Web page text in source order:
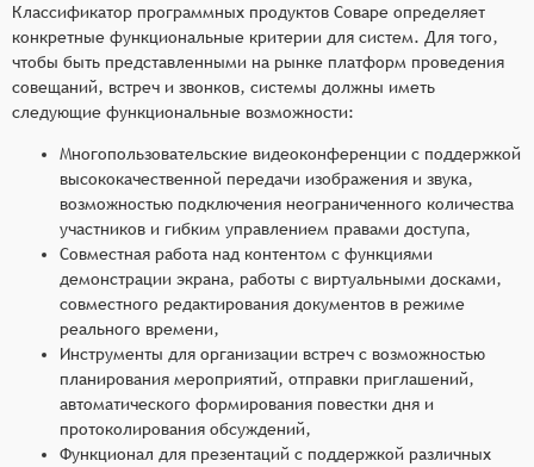
Классификатор программных продуктов Соваре определяет
конкретные функциональные критерии для систем. Для того,
чтобы быть представленными на рынке платформ проведения
совещаний, встреч и звонков, системы должны иметь
следующие функциональные возможности:
Многопользовательские видеоконференции с поддержкой
высококачественной передачи изображения и звука,
возможностью подключения неограниченного количества
участников и гибким управлением правами доступа,
Совместная работа над контентом с функциями
демонстрации экрана, работы с виртуальными досками,
совместного редактирования документов в режиме
реального времени,
Инструменты для организации встреч с возможностью
планирования мероприятий, отправки приглашений,
автоматического формирования повестки дня и
протоколирования обсуждений,
Функционал для презентаций с поддержкой различных